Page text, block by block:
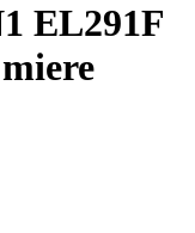
EL291F